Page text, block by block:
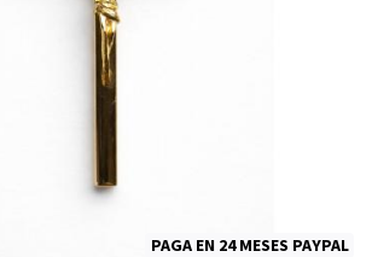
PAGA EN 24 MESES PAYPAL